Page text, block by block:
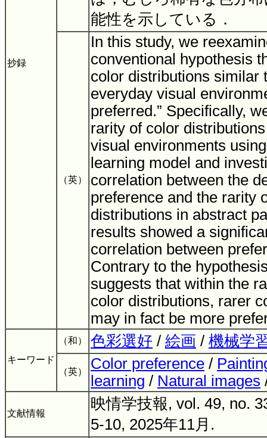
抄録
能性を示している．
（英）
In this study, we
conventional hypothesis
color distributions similar
everyday visual
preferred.” Specifically,
rarity of color
visual environments
learning model and
correlation between the
preference and the rarity
distributions in abstract
results showed a
correlation between
Contrary to the
suggests that within the
color distributions, rarer
may in fact be more
キーワード
（和） 色彩選好 / 絵画 / 機械学
（英） Color preference /
learning / Natural images
文献情報
映情学技報, vol. 49, no.
5-10, 2025年11月.